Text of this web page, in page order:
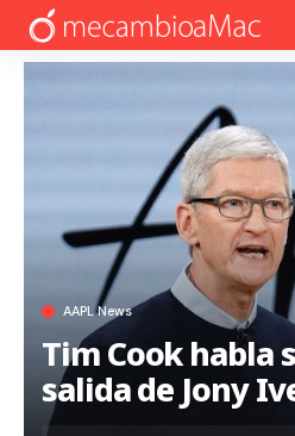
AAPL News
Tim Cook habla
salida de Jony